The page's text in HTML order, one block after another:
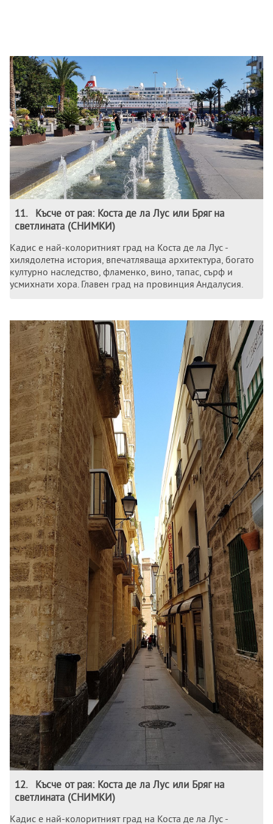
11.
Късче от рая: Коста де ла Лус или Бряг на
светлината (СНИМКИ)
Кадис е най-колоритният град на Коста де ла Лус -
хилядолетна история, впечатляваща архитектура, богато
културно наследство, фламенко, вино, тапас, сърф и
усмихнати хора. Главен град на провинция Андалусия.
12.
Късче от рая: Коста де ла Лус или Бряг на
светлината (СНИМКИ)
Кадис е най-колоритният град на Коста де ла Лус -